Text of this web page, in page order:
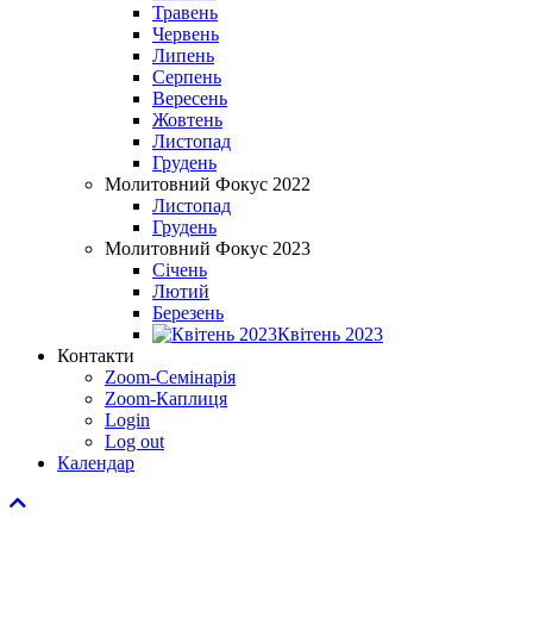
Травень
Червень
Липень
Серпень
Вересень
Жовтень
Листопад
Грудень
Молитовний Фокус 2022
Листопад
Грудень
Молитовний Фокус 2023
Січень
Лютий
Березень
Квітень 2023
Контакти
Zoom-Семінарія
Zoom-Каплиця
Login
Log out
Календар